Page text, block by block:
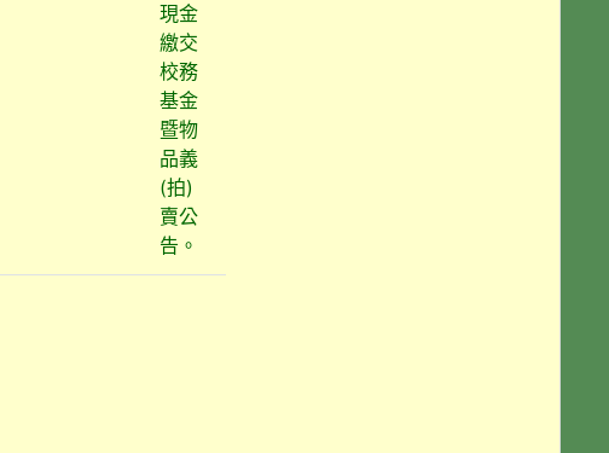
現金
繳交
校務
基金
暨物
品義
(拍)
賣公
告。